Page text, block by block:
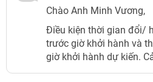
Chào Anh Minh Vương,
Điều kiện thời gian đổi/
trước giờ khởi hành và
giờ khởi hành dự kiến.